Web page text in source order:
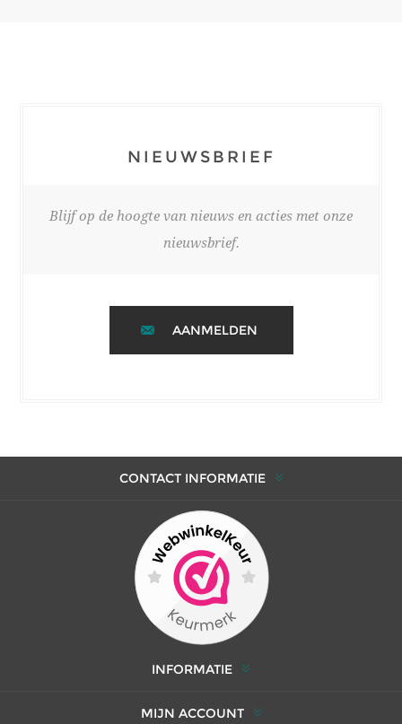
NIEUWSBRIEF
Blijf op de hoogte van nieuws en acties met onze
nieuwsbrief.
AANMELDEN
CONTACT INFORMATIE
INFORMATIE
MIJN ACCOUNT